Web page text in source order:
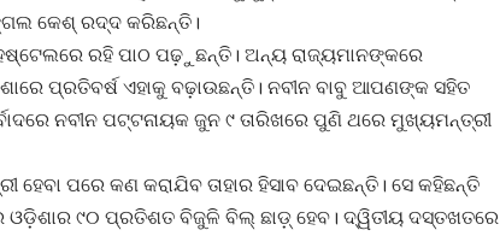
କେଶ୍‍ ରଦ୍ଦ କରିଛନ୍ତି।
ହଷ୍ଟେଲରେ ରହି ପାଠ ପଢ଼ୁଛନ୍ତି। ଅନ୍ୟ ରାଜ୍ୟମାନଙ୍କରେ
ପ୍ରତିବର୍ଷ ଏହାକୁ ବଢ଼ାଉଛନ୍ତି। ନବୀନ ବାବୁ ଆପଣଙ୍କ ସହିତ
ନବୀନ ପଟ୍ଟନାୟକ ଜୁନ ୯ ତାରିଖରେ ପୁଣି ଥରେ ମୁଖ୍ୟମନ୍ତ୍ରୀ
ପରେ କଣ କରାଯିବ ତାହାର ହିସାବ ଦେଇଛନ୍ତି। ସେ କହିଛନ୍ତି
୯୦ ପ୍ରତିଶତ ବିଜୁଳି ବିଲ୍‍ ଛାଡ଼୍‍ ହେବ। ଦ୍ୱିତୀୟ ଦସ୍ତଖତରେ